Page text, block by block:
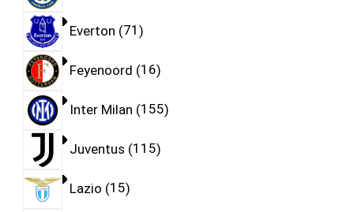
Everton 71
Feyenoord 16
Inter Milan 155
Juventus 115
Lazio 15